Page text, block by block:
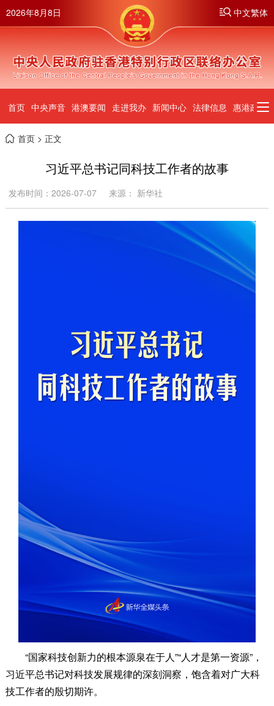
2026年8月8日 中文繁体
首页 中央声音 港澳要闻 走进我办 新闻中心 法律信息 惠港政策
首页> 正文
习近平总书记同科技工作者的故事
发布时间：2026-07-07 来源： 新华社
“国家科技创新力的根本源泉在于人”“人才是第一资源”，
习近平总书记对科技发展规律的深刻洞察，饱含着对广大科
技工作者的殷切期许。